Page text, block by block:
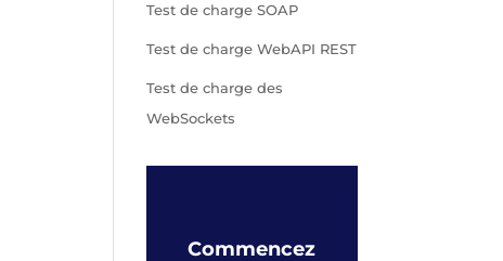
Test de charge SOAP
Test de charge WebAPI REST
Test de charge des
WebSockets
Commencez